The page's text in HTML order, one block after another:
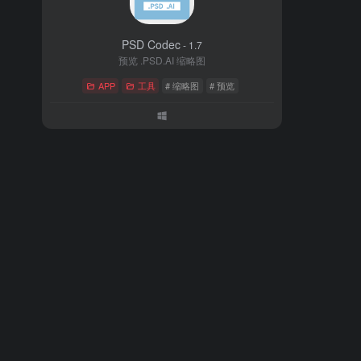
PSD Codec- 1.7
预览 .PSD.AI 缩略图
APP 工具 # 缩略图 # 预览